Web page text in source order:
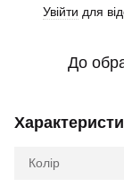
Увійти для
До
Колір